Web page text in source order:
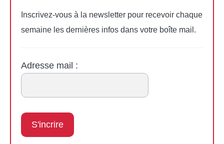
Inscrivez-vous à la newsletter pour recevoir chaque
semaine les dernières infos dans votre boîte mail.
Adresse mail :